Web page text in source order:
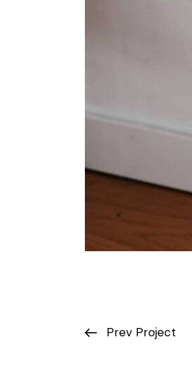
Prev Project